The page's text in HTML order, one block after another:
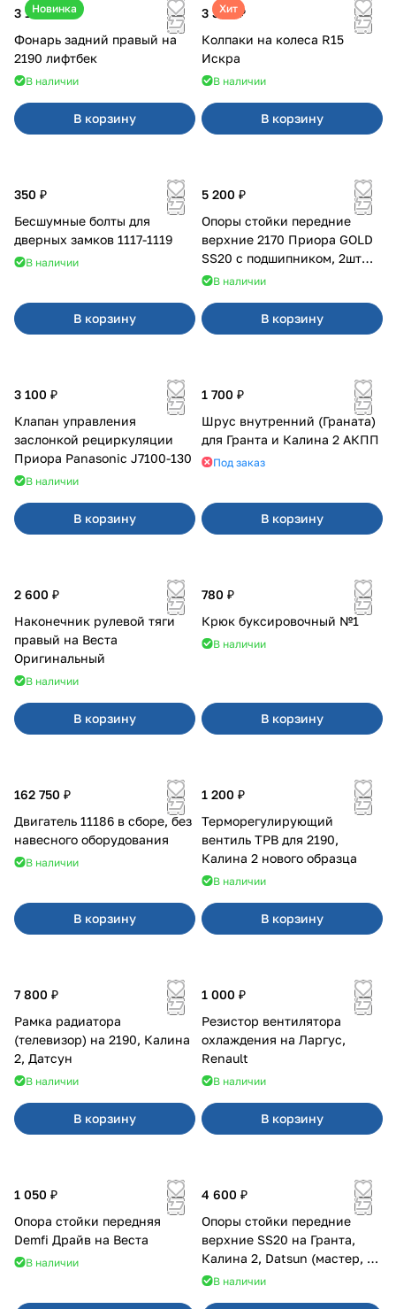
Новинка
3 100 ₽
Фонарь задний правый на
2190 лифтбек
В наличии
В корзину
Хит
3 380 ₽
Колпаки на колеса R15
Искра
В наличии
В корзину
350 ₽
Бесшумные болты для
дверных замков 1117-1119
В наличии
В корзину
5 200 ₽
Опоры стойки передние
верхние 2170 Приора GOLD
SS20 с подшипником, 2шт
10116
В наличии
В корзину
3 100 ₽
Клапан управления
заслонкой рециркуляции
Приора Panasonic J7100-130
В наличии
В корзину
1 700 ₽
Шрус внутренний (Граната)
для Гранта и Калина 2 АКПП
Под заказ
В корзину
2 600 ₽
Наконечник рулевой тяги
правый на Веста
Оригинальный
В наличии
В корзину
780 ₽
Крюк буксировочный №1
В наличии
В корзину
162 750 ₽
Двигатель 11186 в сборе, без
навесного оборудования
В наличии
В корзину
1 200 ₽
Терморегулирующий
вентиль ТРВ для 2190,
Калина 2 нового образца
В наличии
В корзину
7 800 ₽
Рамка радиатора
(телевизор) на 2190, Калина
2, Датсун
В наличии
В корзину
1 000 ₽
Резистор вентилятора
охлаждения на Ларгус,
Renault
В наличии
В корзину
1 050 ₽
Опора стойки передняя
Demfi Драйв на Веста
В наличии
4 600 ₽
Опоры стойки передние
верхние SS20 на Гранта,
Калина 2, Datsun (мастер, с
ЭлУР, с подшипником) 2шт
В наличии